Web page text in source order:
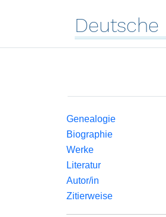
Deutsche
Genealogie
Biographie
Werke
Literatur
Autor/in
Zitierweise